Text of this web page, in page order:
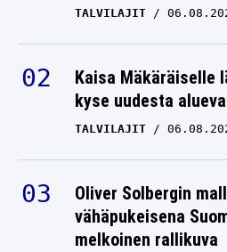
TALVILAJIT
Kaisa Mäkäräiselle
kyse uudesta
TALVILAJIT
Oliver Solbergin
vähäpukeisena
melkoinen rallikuva